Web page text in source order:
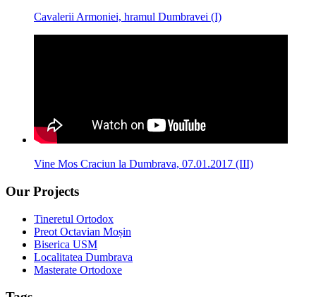
Cavalerii Armoniei, hramul Dumbravei (I)
Vine Mos Craciun la Dumbrava, 07.01.2017 (III)
Our Projects
Tineretul Ortodox
Preot Octavian Moșin
Biserica USM
Localitatea Dumbrava
Masterate Ortodoxe